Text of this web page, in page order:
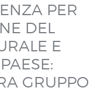
PER
DEL
E
GRUPPO